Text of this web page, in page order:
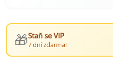
🎁Staň se VIP
7 dní zdarma!